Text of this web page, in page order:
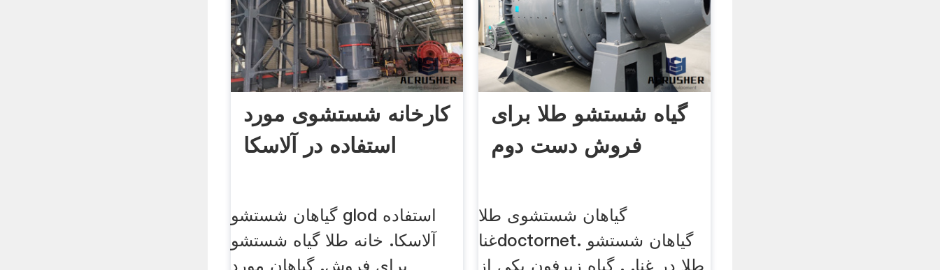
کارخانه شستشوی مورد
استفاده در آلاسکا
گیاهان شستشو glod استفاده
آلاسکا. خانه طلا گیاه شستشو
برای فروش. گیاهان مورد
گیاه شستشو طلا برای
فروش دست دوم
گیاهان شستشوی طلا
غناdoctornet. گیاهان شستشو
طلا در غنا. . گیاه زیرفون یکی از